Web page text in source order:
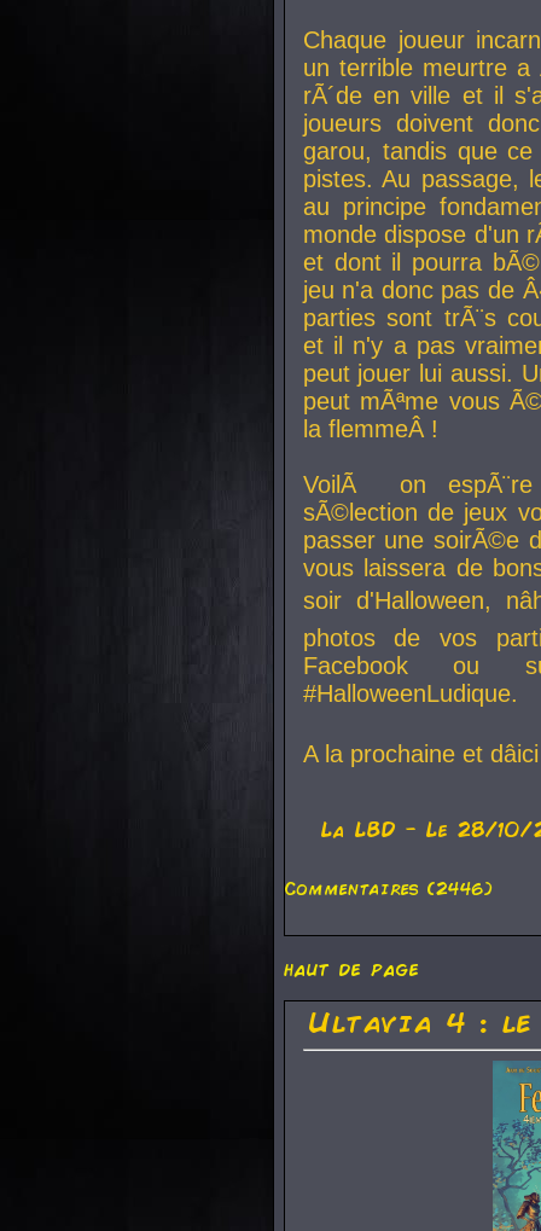
Chaque joueur
un terrible meurtre
rÃ´de en ville et il
joueurs doivent
garou, tandis que
pistes. Au passage,
au principe
monde dispose d'un
et dont il pourra
jeu n'a donc pas de
parties sont trÃ¨s
et il n'y a pas
peut jouer lui aussi.
peut mÃªme vous
la flemmeÂ !
VoilÃ on
sÃ©lection de jeux
passer une soirÃ©e
vous laissera de
soir d'Halloween,
photos de vos
Facebook ou
#HalloweenLudique.
A la prochaine et
La LBD - Le 28/10/
Commentaires (2446)
haut de page
Ultavia 4 :